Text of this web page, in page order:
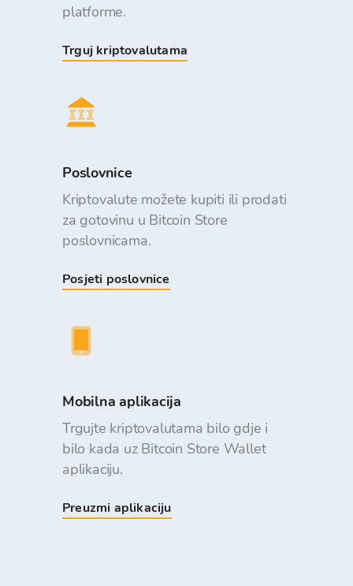
platforme.
Trguj kriptovalutama
Poslovnice
Kriptovalute možete kupiti ili prodati
za gotovinu u Bitcoin Store
poslovnicama.
Posjeti poslovnice
Mobilna aplikacija
Trgujte kriptovalutama bilo gdje i
bilo kada uz Bitcoin Store Wallet
aplikaciju.
Preuzmi aplikaciju